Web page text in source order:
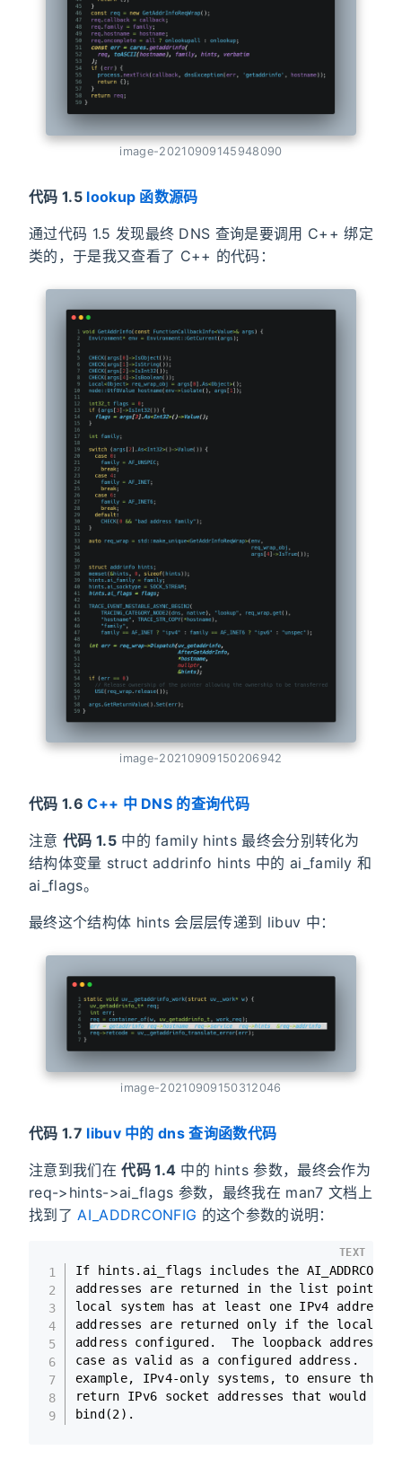
image-20210909145948090
代码 1.5 lookup 函数源码
通过代码 1.5 发现最终 DNS 查询是要调用 C++ 绑定
类的，于是我又查看了 C++ 的代码：
image-20210909150206942
代码 1.6C++ 中 DNS 的查询代码
注意 代码 1.5中的 family hints 最终会分别转化为
结构体变量 struct addrinfo hints 中的 ai_family 和
ai_flags。
最终这个结构体 hints 会层层传递到 libuv 中：
image-20210909150312046
代码 1.7 libuv 中的 dns 查询函数代码
注意到我们在代码 1.4 中的 hints 参数，最终会作为
req->hints->ai_flags 参数，最终我在 man7 文档上
找到了AI_ADDRCONFIG 的这个参数的说明：
If hints.ai_flags includes the
addresses are returned in the list
local system has at least one IPv4 address
addresses are returned only if the local
address configured.  The loopback
case as valid as a configured address.
example, IPv4-only systems, to ensure that
return IPv6 socket addresses that would
bind(2).
TEXT